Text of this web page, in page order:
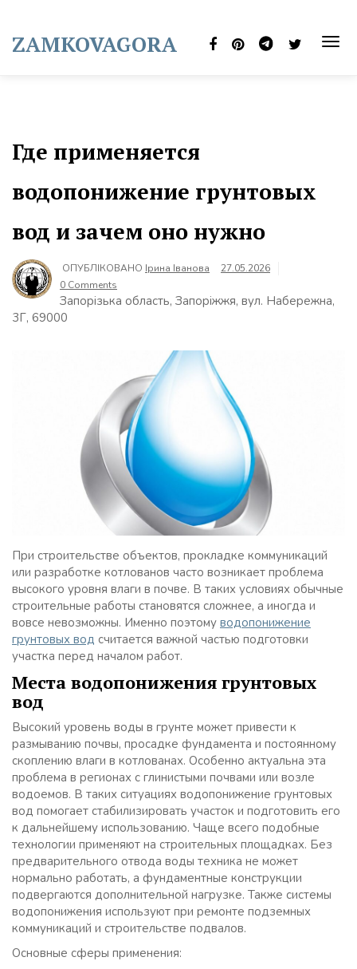
content
ZAMKOVAGORA
Где применяется
водопонижение грунтовых
вод и зачем оно нужно
ОПУБЛІКОВАНО Ірина Іванова
27.05.2026
0 Comments
Запорізька область, Запоріжжя, вул. Набережна,
3Г, 69000
При строительстве объектов, прокладке коммуникаций
или разработке котлованов часто возникает проблема
высокого уровня влаги в почве. В таких условиях обычные
строительные работы становятся сложнее, а иногда и
вовсе невозможны. Именно поэтому водопонижение
грунтовых вод считается важной частью подготовки
участка перед началом работ.
Места водопонижения грунтовых
вод
Высокий уровень воды в грунте может привести к
размыванию почвы, просадке фундамента и постоянному
скоплению влаги в котлованах. Особенно актуальна эта
проблема в регионах с глинистыми почвами или возле
водоемов. В таких ситуациях водопонижение грунтовых
вод помогает стабилизировать участок и подготовить его
к дальнейшему использованию. Чаще всего подобные
технологии применяют на строительных площадках. Без
предварительного отвода воды техника не может
нормально работать, а фундаментные конструкции
подвергаются дополнительной нагрузке. Также системы
водопонижения используют при ремонте подземных
коммуникаций и строительстве подвалов.
Основные сферы применения: